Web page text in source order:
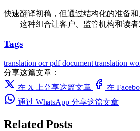
快速翻译初稿，但通过结构化的准备
——这种组合让客户、监管机构和读者
Tags
translation ocrpdfdocument translation
分享这篇文章：
在 X 上分享这篇文章
在
通过 WhatsApp 分享这篇文章
Related Posts